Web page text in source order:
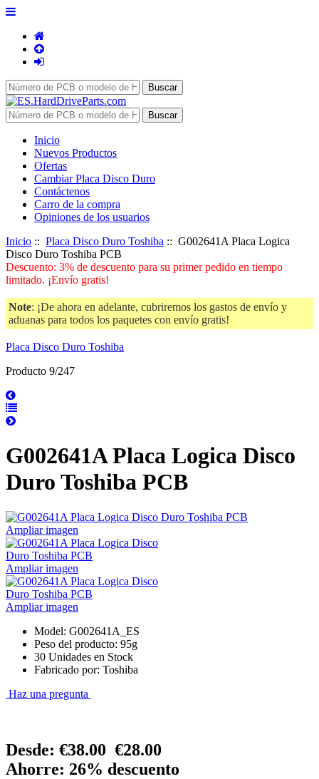
Inicio
Nuevos Productos
Ofertas
Cambiar Placa Disco Duro
Contáctenos
Carro de la compra
Opiniones de los usuarios
Inicio :: Placa Disco Duro Toshiba :: G002641A Placa Logica
Disco Duro Toshiba PCB
Descuento: 3% de descuento para su primer pedido en tiempo
limitado. ¡Envío gratis!
Note: ¡De ahora en adelante, cubriremos los gastos de envío y
aduanas para todos los paquetes con envío gratis!
Placa Disco Duro Toshiba
Producto 9/247
G002641A Placa Logica Disco
Duro Toshiba PCB
Ampliar imagen
Ampliar imagen
Ampliar imagen
Model: G002641A_ES
Peso del producto: 95g
30 Unidades en Stock
Fabricado por: Toshiba
Haz una pregunta
Desde: €38.00 €28.00
Ahorre: 26% descuento